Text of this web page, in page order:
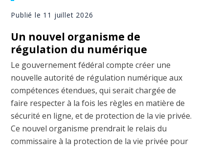
Publié le 11 juillet 2026
Un nouvel organisme de
régulation du numérique
Le gouvernement fédéral compte créer une
nouvelle autorité de régulation numérique aux
compétences étendues, qui serait chargée de
faire respecter à la fois les règles en matière de
sécurité en ligne, et de protection de la vie privée.
Ce nouvel organisme prendrait le relais du
commissaire à la protection de la vie privée pour